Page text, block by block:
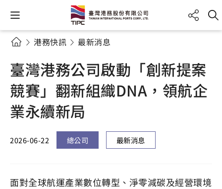
港務快訊 最新消息
臺灣港務公司啟動「創新提案
競賽」翻新組織DNA，領航企
業永續新局
2026-06-22 總公司 最新消息
面對全球航運產業數位轉型、淨零減碳及經營環境